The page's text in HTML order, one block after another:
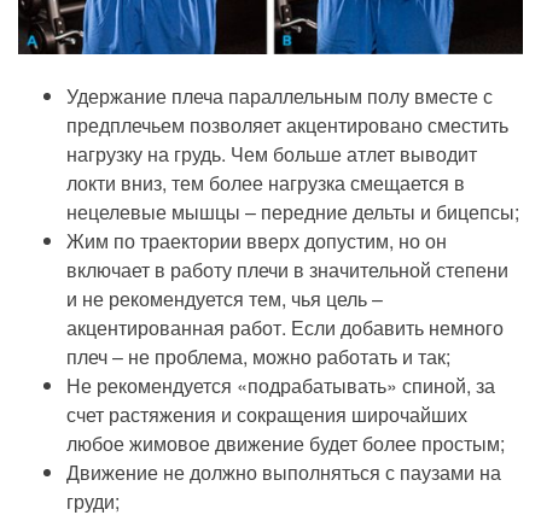
Удержание плеча параллельным полу вместе с
предплечьем позволяет акцентировано сместить
нагрузку на грудь. Чем больше атлет выводит
локти вниз, тем более нагрузка смещается в
нецелевые мышцы – передние дельты и бицепсы;
Жим по траектории вверх допустим, но он
включает в работу плечи в значительной степени
и не рекомендуется тем, чья цель –
акцентированная работ. Если добавить немного
плеч – не проблема, можно работать и так;
Не рекомендуется «подрабатывать» спиной, за
счет растяжения и сокращения широчайших
любое жимовое движение будет более простым;
Движение не должно выполняться с паузами на
груди;